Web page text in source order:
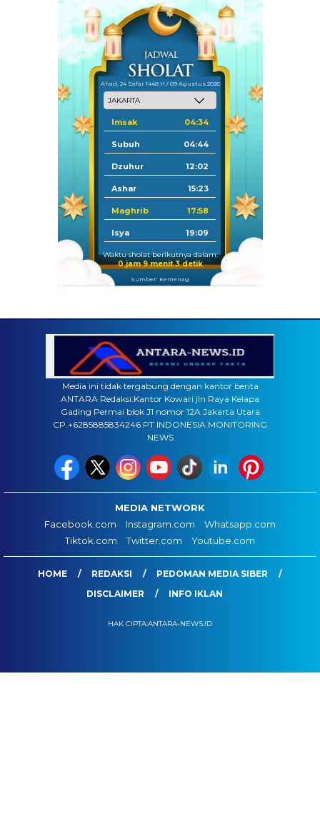
Ahad, 24 Safar 1448 H / 09 Agustus 2026
Imsak 04:34
Subuh 04:44
Dzuhur 12:02
Ashar 15:23
Maghrib 17:58
Isya 19:09
Waktu sholat berikutnya dalam:
0 jam 9 menit 2 detik
Sumber: Kemenag
Media ini tidak tergabung dengan kantor berita
ANTARA Redaksi:Kantor Kowari jln Raya Kelapa
Gading Permai blok J1 nomor 12A Jakarta Utara
CP.+6285885834246 PT INDONESIA MONITORING
NEWS
MEDIA NETWORK
Facebook.com
Instagram.com
Whatsapp.com
Tiktok.com
Twitter.com Youtube.com
HOME REDAKSI
PEDOMAN MEDIA SIBER
DISCLAIMER
INFO IKLAN
HAK CIPTA:ANTARA-NEWS.ID